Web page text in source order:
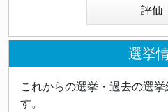
評価
選挙
これからの選挙・過去の選
す。